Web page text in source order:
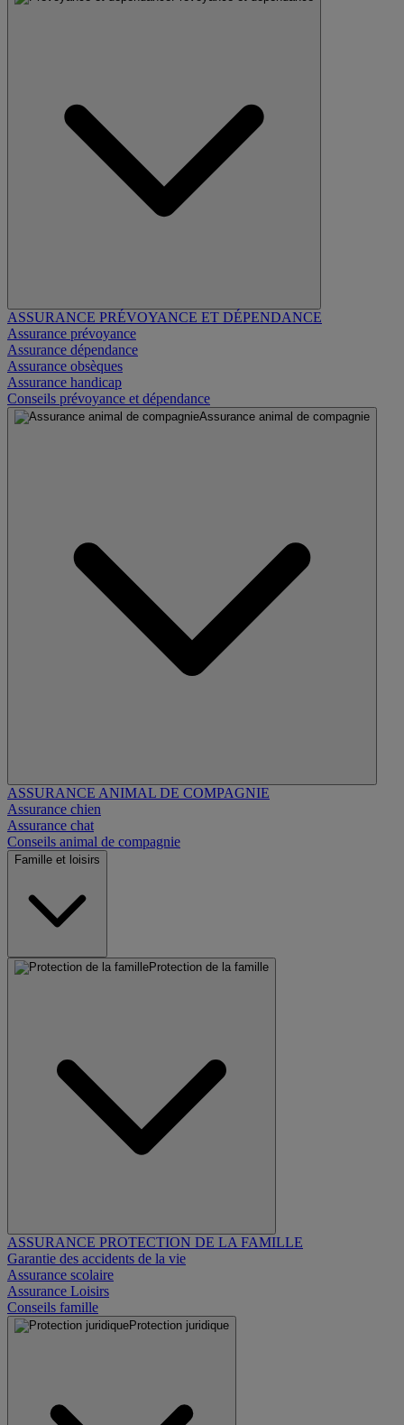
ASSURANCE PRÉVOYANCE ET DÉPENDANCE
Assurance prévoyance
Assurance dépendance
Assurance obsèques
Assurance handicap
Conseils prévoyance et dépendance
Assurance animal de compagnie
ASSURANCE ANIMAL DE COMPAGNIE
Assurance chien
Assurance chat
Conseils animal de compagnie
Famille et loisirs
Protection de la famille
ASSURANCE PROTECTION DE LA FAMILLE
Garantie des accidents de la vie
Assurance scolaire
Assurance Loisirs
Conseils famille
Protection juridique